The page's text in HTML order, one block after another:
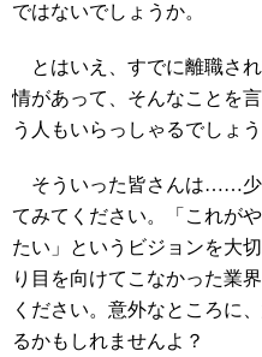
ではないでしょうか。
とはいえ、すでに離職さ
情があって、そんなことを
う人もいらっしゃるでしょう
そういった皆さんは……少
てみてください。「これが
たい」というビジョンを大
り目を向けてこなかった業
ください。意外なところに
るかもしれませんよ？